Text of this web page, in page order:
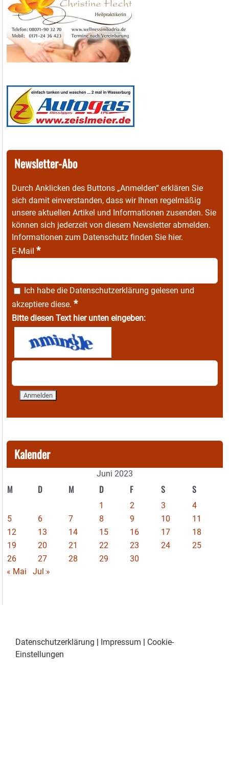
Newsletter-Abo
Durch Anklicken des Buttons „Anmelden“ erklären Sie
sich damit einverstanden, dass wir Ihnen regelmäßig
unsere aktuellen Artikel und Informationen zusenden. Sie
können sich jederzeit von diesem Newsletter abmelden.
Informationen zum Datenschutz finden Sie hier.
E-Mail *
Ich habe die Datenschutzerklärung gelesen und
akzeptiere diese. *
Bitte diesen Text hier unten eingeben:
Kalender
Juni 2023
M D M D F S S
1 2 3
4
5
6 7 8 9 10
11
12
13 14 15 16 17
18
19
20 21 22 23 24
25
26
27 28 29
30
« Mai
Jul »
Datenschutzerklärung | Impressum | Cookie-
Einstellungen